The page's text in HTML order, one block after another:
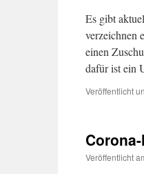
Es gibt
verzeichnen
einen
dafür ist ein
Veröffentlicht
Veröffentlicht